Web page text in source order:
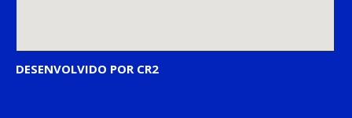
DESENVOLVIDO POR CR2